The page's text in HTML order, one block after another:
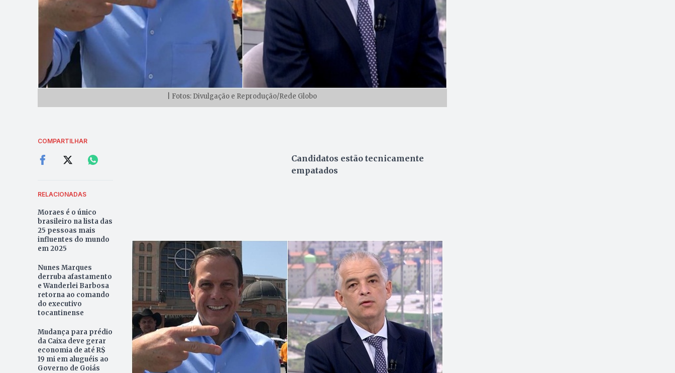
| Fotos: Divulgação e Reprodução/Rede Globo
COMPARTILHAR
RELACIONADAS
Moraes é o único
brasileiro na lista das
25 pessoas mais
influentes do mundo
em 2025
Nunes Marques
derruba afastamento
e Wanderlei Barbosa
retorna ao comando
do executivo
tocantinense
Mudança para prédio
da Caixa deve gerar
economia de até R$
19 mi em aluguéis ao
Governo de Goiás
Candidatos estão tecnicamente
empatados